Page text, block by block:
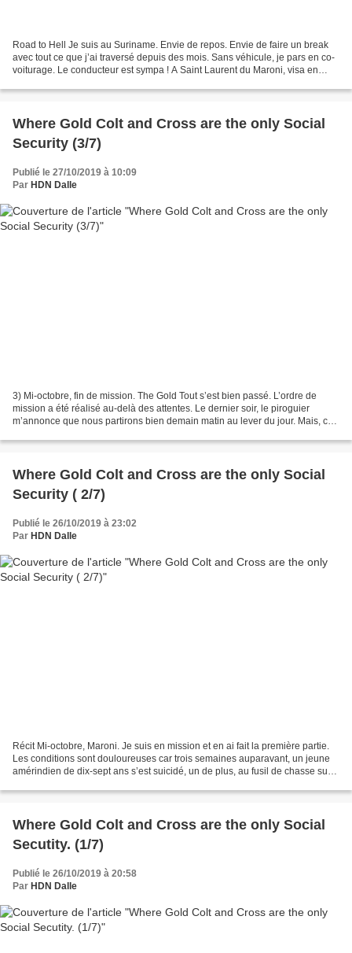
Road to Hell Je suis au Suriname. Envie de repos. Envie de faire un break
avec tout ce que j’ai traversé depuis des mois. Sans véhicule, je pars en co-
voiturage. Le conducteur est sympa ! A Saint Laurent du Maroni, visa en
Where Gold Colt and Cross are the only Social
Security (3/7)
Publié le 27/10/2019 à 10:09
Par HDN Dalle
3) Mi-octobre, fin de mission. The Gold Tout s’est bien passé. L’ordre de
mission a été réalisé au-delà des attentes. Le dernier soir, le piroguier
m’annonce que nous partirons bien demain matin au lever du jour. Mais, ce
Where Gold Colt and Cross are the only Social
Security ( 2/7)
Publié le 26/10/2019 à 23:02
Par HDN Dalle
Récit Mi-octobre, Maroni. Je suis en mission et en ai fait la première partie.
Les conditions sont douloureuses car trois semaines auparavant, un jeune
amérindien de dix-sept ans s’est suicidé, un de plus, au fusil de chasse sur
Where Gold Colt and Cross are the only Social
Secutity. (1/7)
Publié le 26/10/2019 à 20:58
Par HDN Dalle